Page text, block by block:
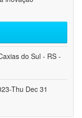
do Sul - RS -
Thu Dec 31